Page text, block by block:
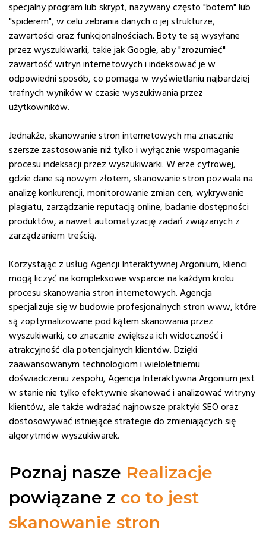
specjalny program lub skrypt, nazywany często "botem" lub
"spiderem", w celu zebrania danych o jej strukturze,
zawartości oraz funkcjonalnościach. Boty te są wysyłane
przez wyszukiwarki, takie jak Google, aby "zrozumieć"
zawartość witryn internetowych i indeksować je w
odpowiedni sposób, co pomaga w wyświetlaniu najbardziej
trafnych wyników w czasie wyszukiwania przez
użytkowników.
Jednakże, skanowanie stron internetowych ma znacznie
szersze zastosowanie niż tylko i wyłącznie wspomaganie
procesu indeksacji przez wyszukiwarki. W erze cyfrowej,
gdzie dane są nowym złotem, skanowanie stron pozwala na
analizę konkurencji, monitorowanie zmian cen, wykrywanie
plagiatu, zarządzanie reputacją online, badanie dostępności
produktów, a nawet automatyzację zadań związanych z
zarządzaniem treścią.
Korzystając z usług Agencji Interaktywnej Argonium, klienci
mogą liczyć na kompleksowe wsparcie na każdym kroku
procesu skanowania stron internetowych. Agencja
specjalizuje się w budowie profesjonalnych stron www, które
są zoptymalizowane pod kątem skanowania przez
wyszukiwarki, co znacznie zwiększa ich widoczność i
atrakcyjność dla potencjalnych klientów. Dzięki
zaawansowanym technologiom i wieloletniemu
doświadczeniu zespołu, Agencja Interaktywna Argonium jest
w stanie nie tylko efektywnie skanować i analizować witryny
klientów, ale także wdrażać najnowsze praktyki SEO oraz
dostosowywać istniejące strategie do zmieniających się
algorytmów wyszukiwarek.
Poznaj nasze Realizacje
powiązane z co to jest
skanowanie stron